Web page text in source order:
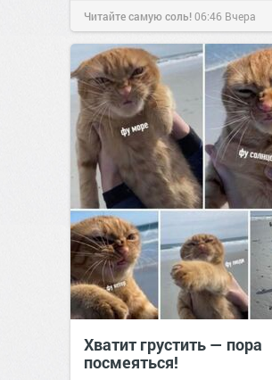
Читайте самую соль!06:46 Вчера
Хватит грустить — пора
посмеяться!